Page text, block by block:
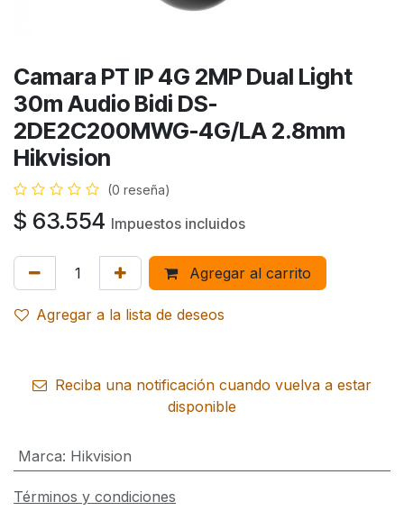
Camara PT IP 4G 2MP Dual Light
30m Audio Bidi DS-
2DE2C200MWG-4G/LA 2.8mm
Hikvision
(0 reseña)
$ 63.554 Impuestos incluidos
Agregar al carrito
Agregar a la lista de deseos
Reciba una notificación cuando vuelva a estar
disponible
Marca: Hikvision
Términos y condiciones